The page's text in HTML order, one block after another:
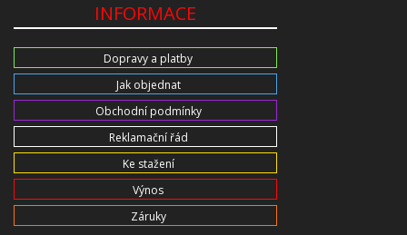
INFORMACE
Dopravy a platby
Jak objednat
Obchodní podmínky
Reklamační řád
Ke stažení
Výnos
Záruky